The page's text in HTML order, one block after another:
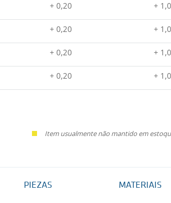
+ 0,20 + 1,0
+ 0,20 + 1,0
+ 0,20 + 1,0
+ 0,20 + 1,0
Item usualmente não mantido em
PIEZAS MATERIAIS